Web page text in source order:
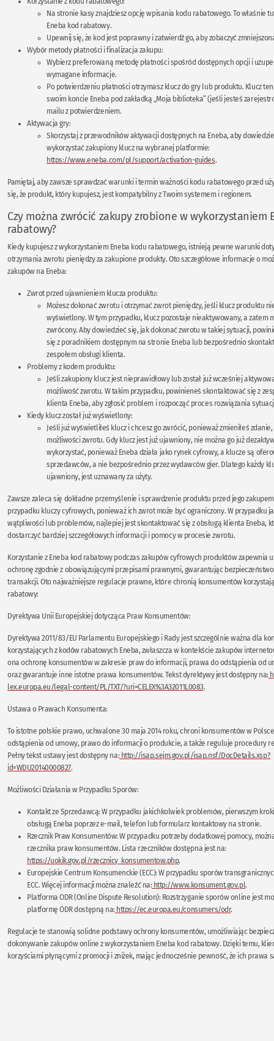
Na stronie kasy znajdziesz opcję wpisania kodu rabatowego. To właśnie
Eneba kod rabatowy.
Upewnij się, że kod jest poprawny i zatwierdź go, aby zobaczyć
Wybór metody płatności i finalizacja zakupu:
Wybierz preferowaną metodę płatności spośród dostępnych opcji i
wymagane informacje.
Po potwierdzeniu płatności otrzymasz klucz do gry lub produktu. Klucz
swoim koncie Eneba pod zakładką „Moja biblioteka” (jeśli jesteś
mailu z potwierdzeniem.
Aktywacja gry:
Skorzystaj z przewodników aktywacji dostępnych na Eneba, aby
wykorzystać zakupiony klucz na wybranej platformie:
https://www.eneba.com/pl/support/activation-guides.
Pamiętaj, aby zawsze sprawdzać warunki i termin ważności kodu rabatowego przed
się, że produkt, który kupujesz, jest kompatybilny z Twoim systemem i regionem.
Czy można zwrócić zakupy zrobione w wykorzystaniem
rabatowy?
Kiedy kupujesz z wykorzystaniem Eneba kodu rabatowego, istnieją pewne warunki
otrzymania zwrotu pieniędzy za zakupione produkty. Oto szczegółowe informacje o
zakupów na Eneba:
Zwrot przed ujawnieniem klucza produktu:
Możesz dokonać zwrotu i otrzymać zwrot pieniędzy, jeśli klucz produktu
wyświetlony. W tym przypadku, klucz pozostaje nieaktywowany, a zatem
zwrócony. Aby dowiedzieć się, jak dokonać zwrotu w takiej sytuacji,
się z poradnikiem dostępnym na stronie Eneba lub bezpośrednio
zespołem obsługi klienta.
Problemy z kodem produktu:
Jeśli zakupiony klucz jest nieprawidłowy lub został już wcześniej
możliwość zwrotu. W takim przypadku, powinieneś skontaktować się z
klienta Eneba, aby zgłosić problem i rozpocząć proces rozwiązania
Kiedy klucz został już wyświetlony:
Jeśli już wyświetliłeś klucz i chcesz go zwrócić, ponieważ zmieniłeś
możliwości zwrotu. Gdy klucz jest już ujawniony, nie można go już
wykorzystać, ponieważ Eneba działa jako rynek cyfrowy, a klucze są
sprzedawców, a nie bezpośrednio przez wydawców gier. Dlatego każdy
ujawniony, jest uznawany za użyty.
Zawsze zaleca się dokładne przemyślenie i sprawdzenie produktu przed jego
przypadku kluczy cyfrowych, ponieważ ich zwrot może być ograniczony. W przypadku
wątpliwości lub problemów, najlepiej jest skontaktować się z obsługą klienta Eneba,
dostarczyć bardziej szczegółowych informacji i pomocy w procesie zwrotu.
Korzystanie z Eneba kod rabatowy podczas zakupów cyfrowych produktów zapewnia
ochronę zgodnie z obowiązującymi przepisami prawnymi, gwarantując
transakcji. Oto najważniejsze regulacje prawne, które chronią konsumentów
rabatowy:
Dyrektywa Unii Europejskiej dotycząca Praw Konsumentów:
Dyrektywa 2011/83/EU Parlamentu Europejskiego i Rady jest szczególnie ważna dla
korzystających z kodów rabatowych Eneba, zwłaszcza w kontekście zakupów
ona ochronę konsumentów w zakresie praw do informacji, prawa do odstąpienia od
oraz gwarantuje inne istotne prawa konsumentów. Tekst dyrektywy jest dostępny na:
lex.europa.eu/legal-content/PL/TXT/?uri=CELEX%3A32011L0083.
Ustawa o Prawach Konsumenta:
To istotne polskie prawo, uchwalone 30 maja 2014 roku, chroni konsumentów w
odstąpienia od umowy, prawo do informacji o produkcie, a także reguluje procedury
Pełny tekst ustawy jest dostępny na: http://isap.sejm.gov.pl/isap.nsf/DocDetails.xsp?
id=WDU20140000827.
Możliwości Działania w Przypadku Sporów:
Kontakt ze Sprzedawcą: W przypadku jakichkolwiek problemów, pierwszym
obsługą Eneba poprzez e-mail, telefon lub formularz kontaktowy na stronie.
Rzecznik Praw Konsumentów: W przypadku potrzeby dodatkowej pomocy,
rzecznika praw konsumentów. Lista rzeczników dostępna jest na:
https://uokik.gov.pl/rzecznicy_konsumentow.php.
Europejskie Centrum Konsumenckie (ECC): W przypadku sporów
ECC. Więcej informacji można znaleźć na: http://www.konsument.gov.pl.
Platforma ODR (Online Dispute Resolution): Rozstrzyganie sporów online jest
platformę ODR dostępną na: https://ec.europa.eu/consumers/odr.
Regulacje te stanowią solidne podstawy ochrony konsumentów, umożliwiając
dokonywanie zakupów online z wykorzystaniem Eneba kod rabatowy. Dzięki temu,
korzyściami płynącymi z promocji i zniżek, mając jednocześnie pewność, że ich prawa